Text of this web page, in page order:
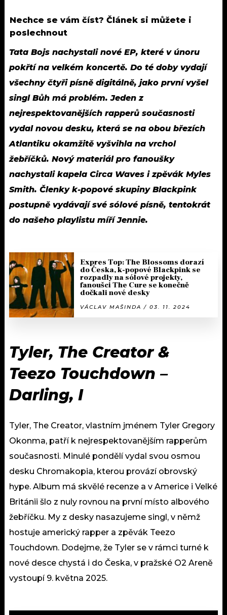
Nechce se vám číst? Článek si můžete i
poslechnout
Tata Bojs nachystali nové EP, které v únoru
pokřtí na velkém koncertě. Do té doby vydají
všechny čtyři písně digitálně, jako první vyšel
singl Bůh má problém. Jeden z
nejrespektovanějších rapperů současnosti
vydal novou desku, která se na obou březích
Atlantiku okamžitě vyšvihla na vrchol
žebříčků. Nový materiál pro fanoušky
nachystali kapela Circa Waves i zpěvák Myles
Smith. Členky k-popové skupiny Blackpink
postupně vydávají své sólové písně, tentokrát
do našeho playlistu míří Jennie.
Expres Top: The Blossoms dorazí
do Česka, k-popové Blackpink se
rozpadly na sólové projekty,
fanoušci The Cure se konečně
dočkali nové desky
VÁCLAV MAŠINDA / 03. 11. 2024
Tyler, The Creator &
Teezo Touchdown –
Darling, I
Tyler, The Creator, vlastním jménem Tyler Gregory
Okonma, patří k nejrespektovanějším rapperům
současnosti. Minulé pondělí vydal svou osmou
desku Chromakopia, kterou provází obrovský
hype. Album má skvělé recenze a v Americe i Velké
Británii šlo z nuly rovnou na první místo albového
žebříčku. My z desky nasazujeme singl, v němž
hostuje americký rapper a zpěvák Teezo
Touchdown. Dodejme, že Tyler se v rámci turné k
nové desce chystá i do Česka, v pražské O2 Areně
vystoupí 9. května 2025.